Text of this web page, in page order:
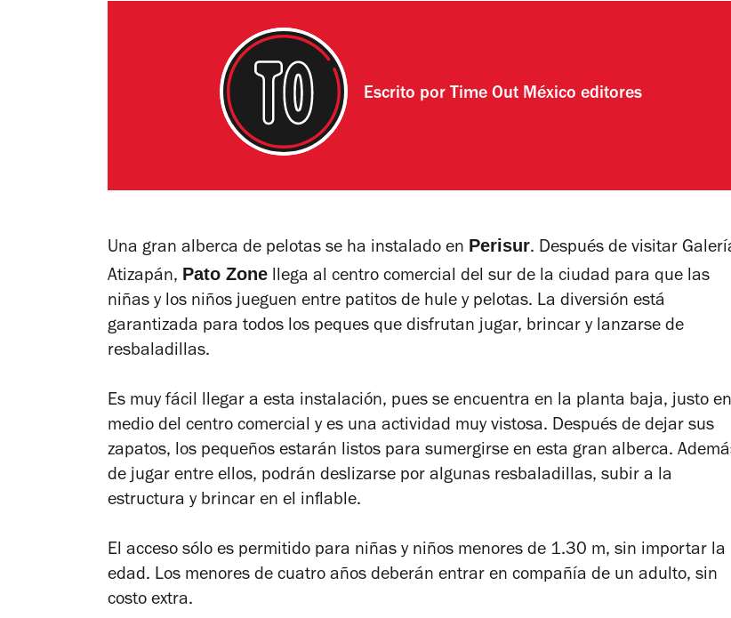
Escrito por Time Out México editores
Una gran alberca de pelotas se ha instalado en Perisur. Después de visitar
Atizapán, Pato Zone llega al centro comercial del sur de la ciudad para que las
niñas y los niños jueguen entre patitos de hule y pelotas. La diversión está
garantizada para todos los peques que disfrutan jugar, brincar y lanzarse de
resbaladillas.
Es muy fácil llegar a esta instalación, pues se encuentra en la planta baja, justo en
medio del centro comercial y es una actividad muy vistosa. Después de dejar sus
zapatos, los pequeños estarán listos para sumergirse en esta gran alberca.
de jugar entre ellos, podrán deslizarse por algunas resbaladillas, subir a la
estructura y brincar en el inflable.
El acceso sólo es permitido para niñas y niños menores de 1.30 m, sin importar la
edad. Los menores de cuatro años deberán entrar en compañía de un adulto, sin
costo extra.